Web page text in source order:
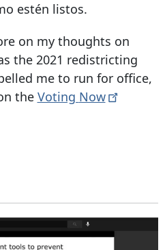
estén listos.
on my thoughts on
the 2021 redistricting
me to run for office,
the Voting Now